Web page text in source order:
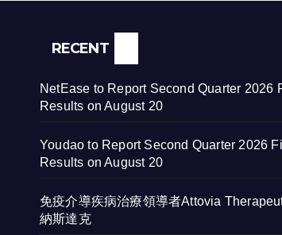
RECENT
NetEase to Report Second Quarter 2026
Results on August 20
Youdao to Report Second Quarter 2026
Results on August 20
免疫介導疾病治療領導者Attovia
納斯達克